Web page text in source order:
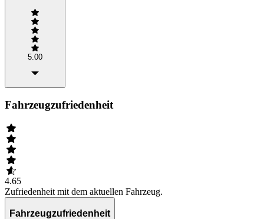
5.00
Fahrzeugzufriedenheit
4.65
Zufriedenheit mit dem aktuellen Fahrzeug.
Fahrzeugzufriedenheit